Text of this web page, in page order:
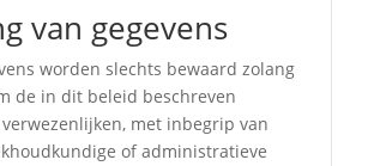
van gegevens
worden slechts bewaard zolang
de in dit beleid beschreven
met inbegrip van
of administratieve